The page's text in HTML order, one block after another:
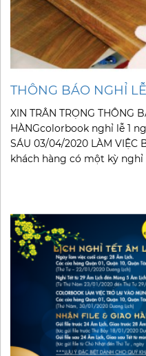
THÔNG BÁO NGHỈ
XIN TRÂN TRỌNG THÔNG
HÀNGcolorbook nghỉ lễ 1
SÁU 03/04/2020 LÀM VIỆC
khách hàng có một kỳ nghỉ